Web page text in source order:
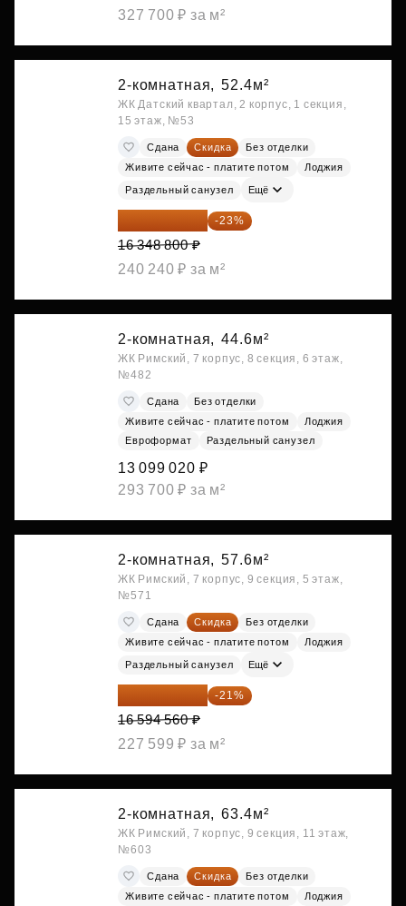
327 700 ₽ за м²
2-комнатная, 52.4м²
ЖК Датский квартал, 2 корпус, 1 секция,
15 этаж, №53
Сдана Скидка
Без отделки
Живите сейчас - платите потом
Лоджия
Раздельный санузел Ещё
12 588 576 ₽ -23%
16 348 800 ₽
240 240 ₽ за м²
2-комнатная, 44.6м²
ЖК Римский, 7 корпус, 8 секция, 6 этаж,
№482
Сдана
Без отделки
Живите сейчас - платите потом
Лоджия
Евроформат
Раздельный санузел
13 099 020 ₽
293 700 ₽ за м²
2-комнатная, 57.6м²
ЖК Римский, 7 корпус, 9 секция, 5 этаж,
№571
Сдана Скидка
Без отделки
Живите сейчас - платите потом
Лоджия
Раздельный санузел Ещё
13 109 702 ₽ -21%
16 594 560 ₽
227 599 ₽ за м²
2-комнатная, 63.4м²
ЖК Римский, 7 корпус, 9 секция, 11 этаж,
№603
Сдана Скидка
Без отделки
Живите сейчас - платите потом
Лоджия